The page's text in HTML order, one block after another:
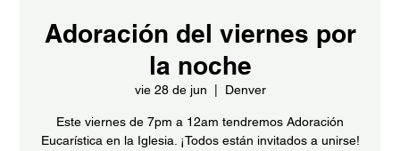
Adoración del viernes por
la noche
vie 28 de jun Denver
Este viernes de 7pm a 12am tendremos Adoración
Eucarística en la Iglesia. ¡Todos están invitados a unirse!